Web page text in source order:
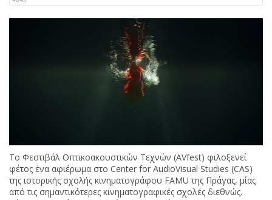
Το Φεστιβάλ Οπτικοακουστικών Τεχνών (AVfest) φιλοξενεί
φέτος ένα αφιέρωμα στο Center for AudioVisual Studies (CAS)
της ιστορικής σχολής κινηματογράφου FAMU της Πράγας, μίας
από τις σημαντικότερες κινηματογραφικές σχολές διεθνώς.